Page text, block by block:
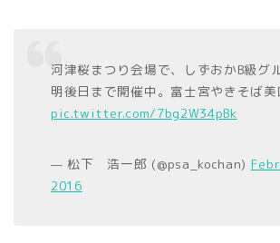
河津桜まつり会場で、しずおかB級グ
明後日まで開催中。富士宮やきそば
pic.twitter.com/7bg2W34pBk
— 松下 浩一郎 (@psa_kochan)
2016